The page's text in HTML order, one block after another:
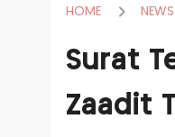
HOME NEWS
Surat
Zaadit